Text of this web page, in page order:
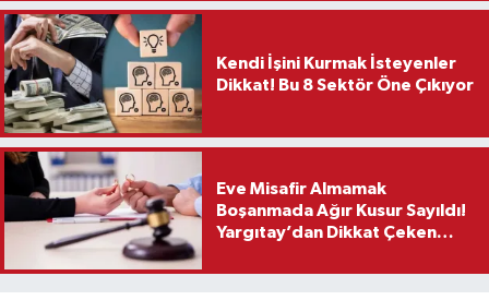
Kendi İşini Kurmak İsteyenler
Dikkat! Bu 8 Sektör Öne Çıkıyor
Eve Misafir Almamak
Boşanmada Ağır Kusur Sayıldı!
Yargıtay’dan Dikkat Çeken